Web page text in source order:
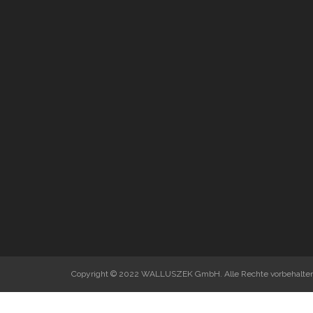
Copyright © 2022 WALLUSZEK GmbH. Alle Rechte